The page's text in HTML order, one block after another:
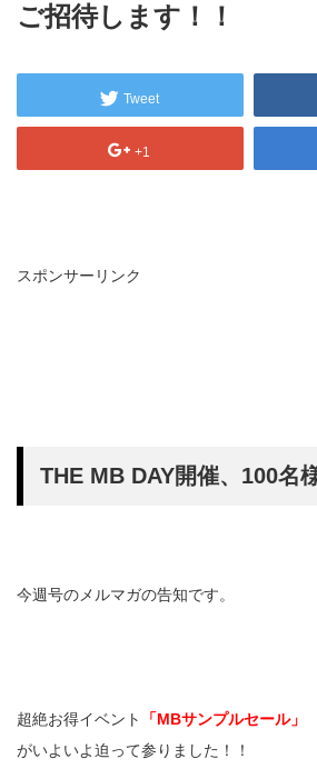
ご招待します！！
Tweet
+1
スポンサーリンク
THE MB DAY開催、100名
今週号のメルマガの告知です。
超絶お得イベント
「MBサンプルセール」
がいよいよ迫って参りました！！